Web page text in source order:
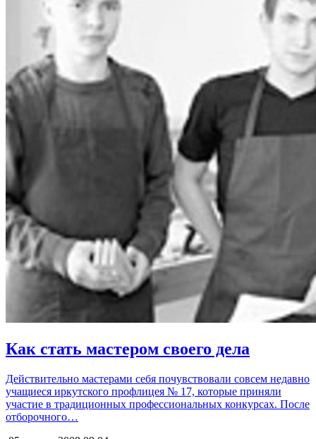
Как стать мастером своего дела
Действительно мастерами себя почувствовали совсем недавно
учащиеся иркутского профлицея № 17, которые приняли
участие в традиционных профессиональных конкурсах. После
отборочного…